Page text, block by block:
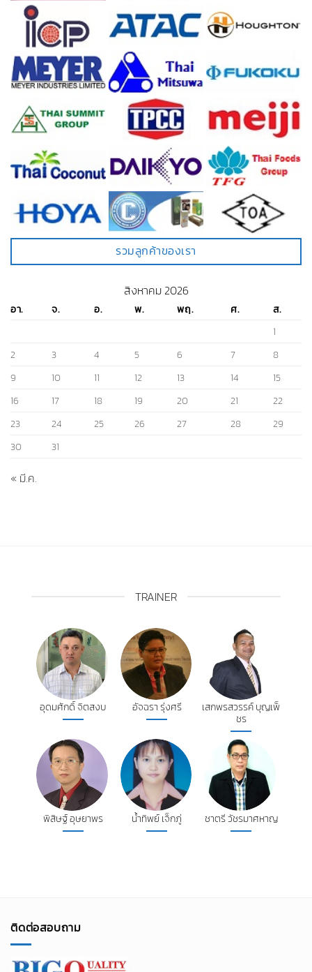
รวมลูกค้าของเรา
สิงหาคม 2026
อา. จ. อ. พ. พฤ. ศ.
ส.
1
2
3 4 5 6 7
8
9
10 11 12 13 14
15
16
17 18 19 20 21
22
23
24 25 26 27 28
29
30
31
« มี.ค.
TRAINER
อุดมศักดิ์ จิตสงบ อัจฉรา รุ่งศรี
เสกพรสวรรค์ บุญเพ็
ชร
พิสิษฐ์ อุษยาพร น้ำทิพย์ เจ็กภู่ ชาตรี วัชรมาศหาญ
ติดต่อสอบถาม